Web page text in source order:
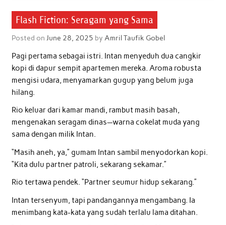
Flash Fiction: Seragam yang Sama
Posted on June 28, 2025 by Amril Taufik Gobel
Pagi pertama sebagai istri. Intan menyeduh dua cangkir
kopi di dapur sempit apartemen mereka. Aroma robusta
mengisi udara, menyamarkan gugup yang belum juga
hilang.
Rio keluar dari kamar mandi, rambut masih basah,
mengenakan seragam dinas—warna cokelat muda yang
sama dengan milik Intan.
“Masih aneh, ya,” gumam Intan sambil menyodorkan kopi.
“Kita dulu partner patroli, sekarang sekamar.”
Rio tertawa pendek. “Partner seumur hidup sekarang.”
Intan tersenyum, tapi pandangannya mengambang. Ia
menimbang kata-kata yang sudah terlalu lama ditahan.